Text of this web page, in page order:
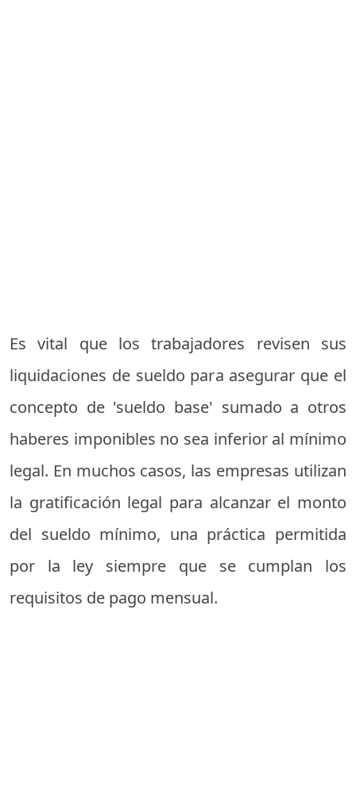
Es vital que los trabajadores revisen sus
liquidaciones de sueldo para asegurar que el
concepto de 'sueldo base' sumado a otros
haberes imponibles no sea inferior al mínimo
legal. En muchos casos, las empresas utilizan
la gratificación legal para alcanzar el monto
del sueldo mínimo, una práctica permitida
por la ley siempre que se cumplan los
requisitos de pago mensual.